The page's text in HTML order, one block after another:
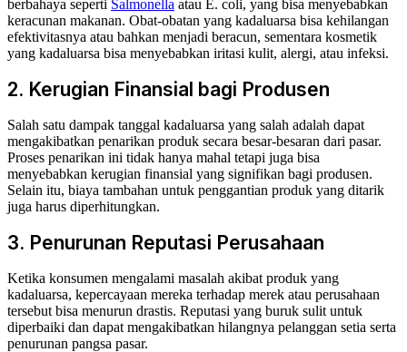
berbahaya seperti Salmonella atau E. coli, yang bisa menyebabkan
keracunan makanan. Obat-obatan yang kadaluarsa bisa kehilangan
efektivitasnya atau bahkan menjadi beracun, sementara kosmetik
yang kadaluarsa bisa menyebabkan iritasi kulit, alergi, atau infeksi.
2. Kerugian Finansial bagi Produsen
Salah satu dampak tanggal kadaluarsa yang salah adalah dapat
mengakibatkan penarikan produk secara besar-besaran dari pasar.
Proses penarikan ini tidak hanya mahal tetapi juga bisa
menyebabkan kerugian finansial yang signifikan bagi produsen.
Selain itu, biaya tambahan untuk penggantian produk yang ditarik
juga harus diperhitungkan.
3. Penurunan Reputasi Perusahaan
Ketika konsumen mengalami masalah akibat produk yang
kadaluarsa, kepercayaan mereka terhadap merek atau perusahaan
tersebut bisa menurun drastis. Reputasi yang buruk sulit untuk
diperbaiki dan dapat mengakibatkan hilangnya pelanggan setia serta
penurunan pangsa pasar.